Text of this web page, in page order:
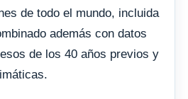
de todo el mundo, incluida
además con datos
de los 40 años previos y